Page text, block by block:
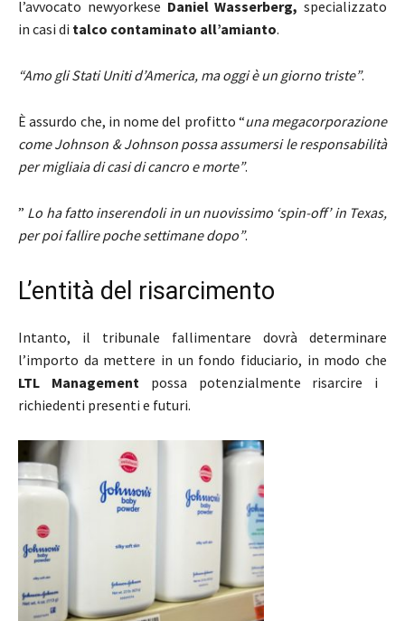
l’avvocato newyorkese Daniel Wasserberg, specializzato
in casi di talco contaminato all’amianto.
“Amo gli Stati Uniti d’America, ma oggi è un giorno triste”.
È assurdo che, in nome del profitto “una megacorporazione
come Johnson & Johnson possa assumersi le responsabilità
per migliaia di casi di cancro e morte”.
” Lo ha fatto inserendoli in un nuovissimo ‘spin-off’ in Texas,
per poi fallire poche settimane dopo”.
L’entità del risarcimento
Intanto, il tribunale fallimentare dovrà determinare
l’importo da mettere in un fondo fiduciario, in modo che
LTL Management possa potenzialmente risarcire i
richiedenti presenti e futuri.